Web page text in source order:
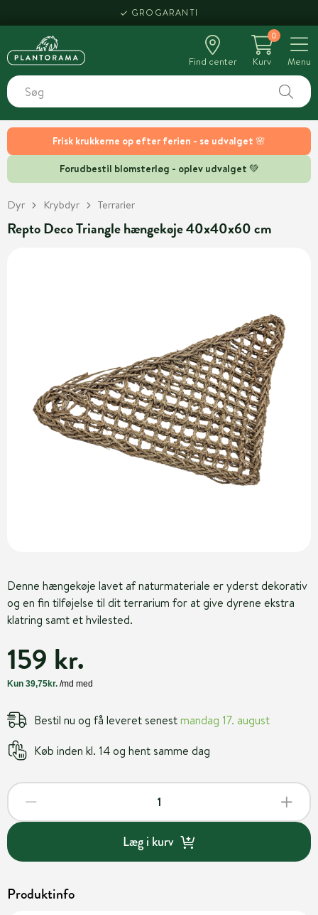
Frisk krukkerne op efter ferien - se udvalget 🌸
Forudbestil blomsterløg - oplev udvalget 💚
GROGARANTI
Find center
0
Kurv
Menu
Dyr Krybdyr Terrarier
Repto Deco Triangle hængekøje 40x40x60 cm
Denne hængekøje lavet af naturmateriale er yderst dekorativ
og en fin tilføjelse til dit terrarium for at give dyrene ekstra
klatring samt et hvilested.
159 kr.
Bestil nu og få leveret senestmandag 17. august
Køb inden kl. 14 og hent samme dag
Læg i kurv
Produktinfo